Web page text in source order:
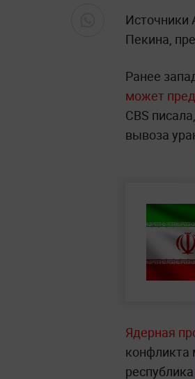
Источники
Пекина,
Ранее
может
CBS
вывоза
Ядерная
конфликта